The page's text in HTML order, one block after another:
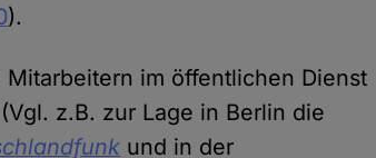
).
im öffentlichen Dienst
z.B. zur Lage in Berlin die
und in der